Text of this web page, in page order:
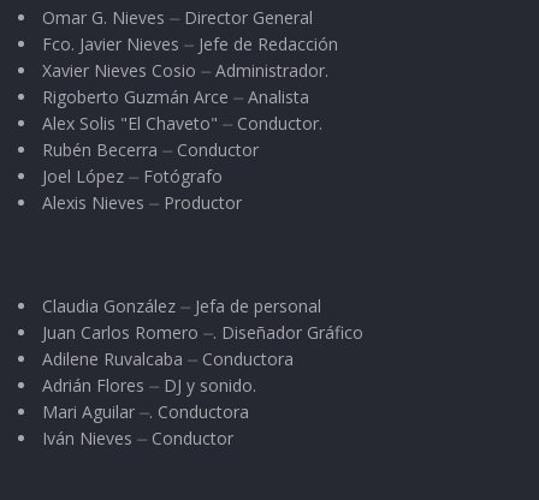
Omar G. Nieves ⏤ Director General
Fco. Javier Nieves ⏤ Jefe de Redacción
Xavier Nieves Cosio ⏤ Administrador.
Rigoberto Guzmán Arce ⏤ Analista
Alex Solis "El Chaveto" ⏤ Conductor.
Rubén Becerra ⏤ Conductor
Joel López ⏤ Fotógrafo
Alexis Nieves ⏤ Productor
Claudia González ⏤ Jefa de personal
Juan Carlos Romero ⏤. Diseñador Gráfico
Adilene Ruvalcaba ⏤ Conductora
Adrián Flores ⏤ DJ y sonido.
Mari Aguilar ⏤. Conductora
Iván Nieves ⏤ Conductor